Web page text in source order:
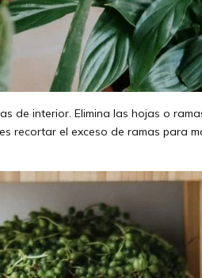
de interior. Elimina las hojas o
recortar el exceso de ramas para